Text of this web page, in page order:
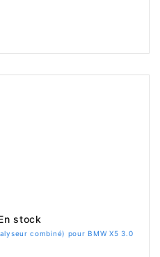
stock
combiné) pour BMW X5 3.0